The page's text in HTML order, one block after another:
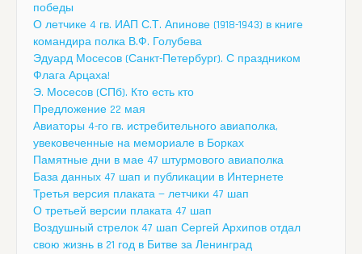
победы
О летчике 4 гв. ИАП С.Т. Апинове (1918-1943) в книге
командира полка В.Ф. Голубева
Эдуард Мосесов (Санкт-Петербург). С праздником
Флага Арцаха!
Э. Мосесов (СПб). Кто есть кто
Предложение 22 мая
Авиаторы 4-го гв. истребительного авиаполка,
увековеченные на мемориале в Борках
Памятные дни в мае 47 штурмового авиаполка
База данных 47 шап и публикации в Интернете
Третья версия плаката — летчики 47 шап
О третьей версии плаката 47 шап
Воздушный стрелок 47 шап Сергей Архипов отдал
свою жизнь в 21 год в Битве за Ленинград